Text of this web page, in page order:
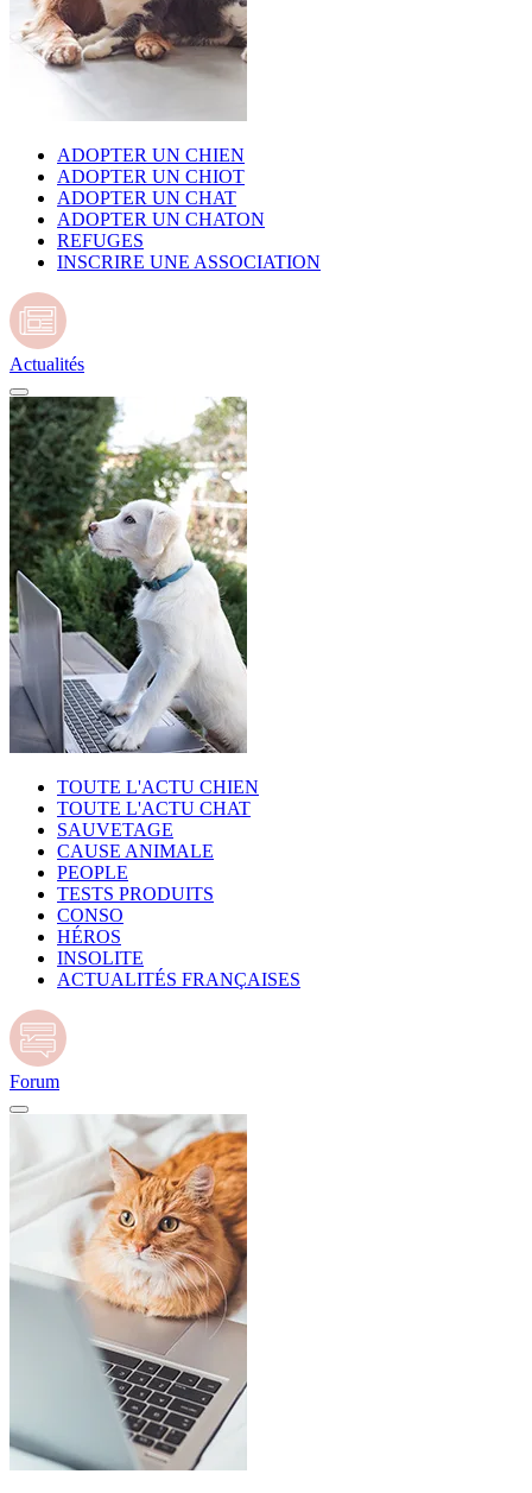
ADOPTER UN CHIEN
ADOPTER UN CHIOT
ADOPTER UN CHAT
ADOPTER UN CHATON
REFUGES
INSCRIRE UNE ASSOCIATION
Actualités
TOUTE L'ACTU CHIEN
TOUTE L'ACTU CHAT
SAUVETAGE
CAUSE ANIMALE
PEOPLE
TESTS PRODUITS
CONSO
HÉROS
INSOLITE
ACTUALITÉS FRANÇAISES
Forum